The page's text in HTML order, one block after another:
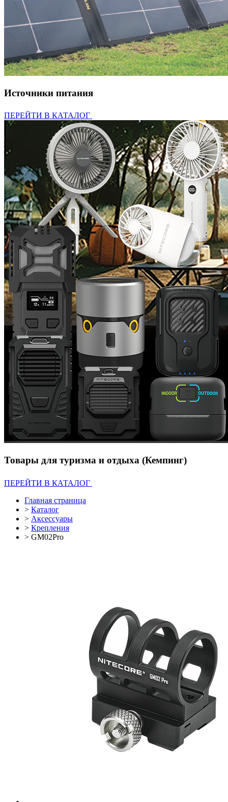
Источники питания
ПЕРЕЙТИ В КАТАЛОГ
Товары для туризма и отдыха (Кемпинг)
ПЕРЕЙТИ В КАТАЛОГ
Главная страница
> Каталог
> Аксессуары
> Крепления
> GM02Pro